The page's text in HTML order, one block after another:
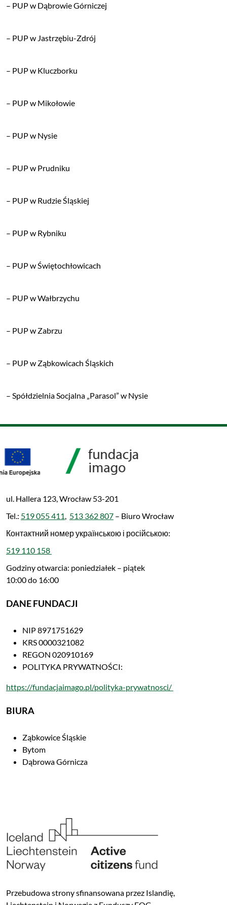
– PUP w Dąbrowie Górniczej
– PUP w Jastrzębiu-Zdrój
– PUP w Kluczborku
– PUP w Mikołowie
– PUP w Nysie
– PUP w Prudniku
– PUP w Rudzie Śląskiej
– PUP w Rybniku
– PUP w Świętochłowicach
– PUP w Wałbrzychu
– PUP w Zabrzu
– PUP w Ząbkowicach Śląskich
– Spółdzielnia Socjalna „Parasol” w Nysie
ul. Hallera 123, Wrocław 53-201
Tel.: 519 055 411, 513 362 807 – Biuro Wrocław
Контактний номер українською і російською:
519 110 158
Godziny otwarcia: poniedziałek – piątek
10:00 do 16:00
DANE FUNDACJI
NIP 8971751629
KRS 0000321082
REGON 020910169
POLITYKA PRYWATNOŚCI:
https://fundacjaimago.pl/polityka-prywatnosci/
BIURA
Ząbkowice Śląskie
Bytom
Dąbrowa Górnicza
Przebudowa strony sfinansowana przez Islandię,